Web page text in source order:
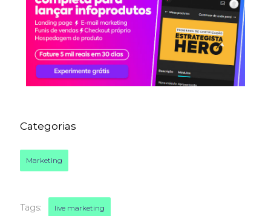
Categorias
Marketing
Tags: live marketing